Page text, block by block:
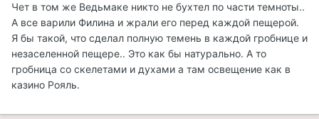
Чет в том же Ведьмаке никто не бухтел по части темноты..
А все варили Филина и жрали его перед каждой пещерой.
Я бы такой, что сделал полную темень в каждой гробнице и
незаселенной пещере.. Это как бы натурально. А то
гробница со скелетами и духами а там освещение как в
казино Рояль.